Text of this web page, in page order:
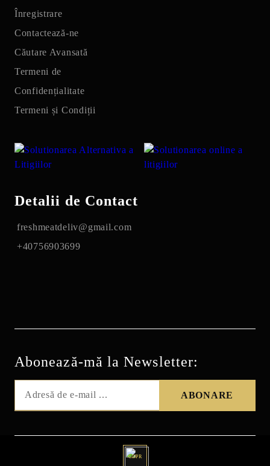
Înregistrare
Contactează-ne
Căutare Avansată
Termeni de
Confidențialitate
Termeni și Condiții
Detalii de Contact
freshmeatdeliv@gmail.com
+40756903699
Abonează-mă la Newsletter:
GDPR